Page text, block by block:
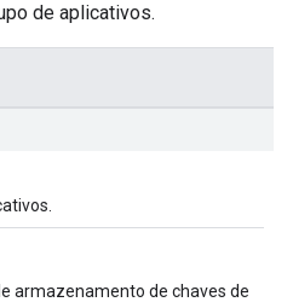
de aplicativos.
armazenamento de chaves de